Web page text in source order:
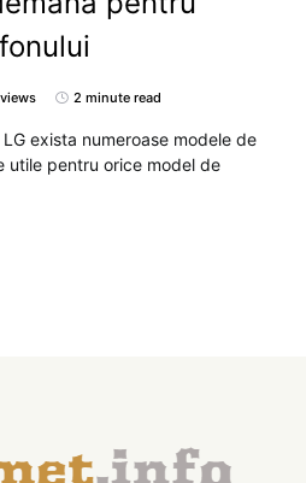
2 minute read
exista numeroase modele de
utile pentru orice model de